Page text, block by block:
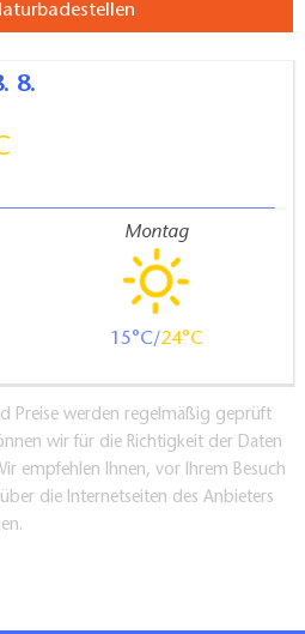
8.
Montag
15 24
Preise werden regelmäßig geprüft
wir für die Richtigkeit der Daten
empfehlen Ihnen, vor Ihrem Besuch
die Internetseiten des Anbieters